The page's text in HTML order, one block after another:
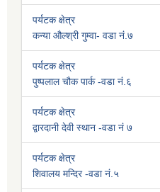
पर्यटक क्षेत्र
कन्या औल्श्री गुम्वा- वडा नं.७
पर्यटक क्षेत्र
पुष्पलाल चौक पार्क -वडा नं.६
पर्यटक क्षेत्र
द्वारदानी देवी स्थान -वडा नं ७
पर्यटक क्षेत्र
शिवालय मन्दिर -वडा नं.५